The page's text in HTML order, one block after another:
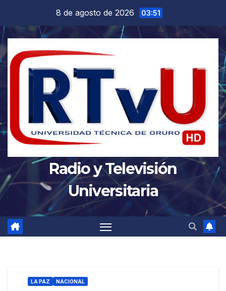
contenido
8 de agosto de 2026 03:51
Radio y Televisión
Universitaria
LA PAZ NACIONAL